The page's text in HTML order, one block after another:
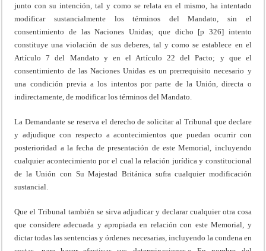
junto con su intención, tal y como se relata en el mismo, ha intentado
modificar sustancialmente los términos del Mandato, sin el
consentimiento de las Naciones Unidas; que dicho [p 326] intento
constituye una violación de sus deberes, tal y como se establece en el
Artículo 7 del Mandato y en el Artículo 22 del Pacto; y que el
consentimiento de las Naciones Unidas es un prerrequisito necesario y
una condición previa a los intentos por parte de la Unión, directa o
indirectamente, de modificar los términos del Mandato.
La Demandante se reserva el derecho de solicitar al Tribunal que declare
y adjudique con respecto a acontecimientos que puedan ocurrir con
posterioridad a la fecha de presentación de este Memorial, incluyendo
cualquier acontecimiento por el cual la relación jurídica y constitucional
de la Unión con Su Majestad Británica sufra cualquier modificación
sustancial.
Que el Tribunal también se sirva adjudicar y declarar cualquier otra cosa
que considere adecuada y apropiada en relación con este Memorial, y
dictar todas las sentencias y órdenes necesarias, incluyendo la condena en